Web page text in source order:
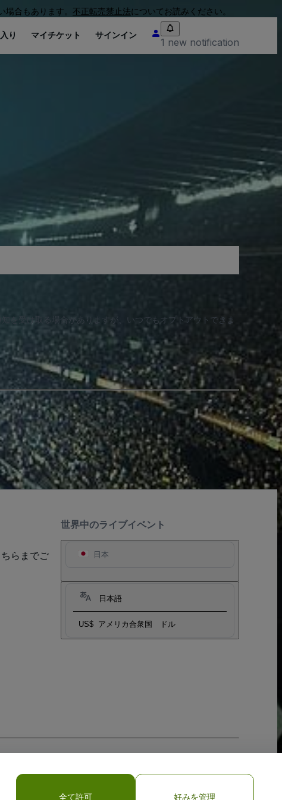
合もあります。 不正転売禁止法についてお読みください。
り マイチケット サインイン
1 new notification
を受け取る場合がありますが、いつでもオプトアウトできま
世界中のライブイベント
日本
日本語
US$ アメリカ合衆国 ドル
らまでご
全て許可 好みを管理